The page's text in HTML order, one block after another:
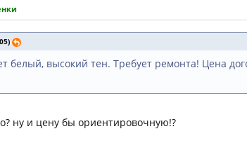
белый, высокий тен. Требует ремонта! Цена
ну и цену бы ориентировочную!?